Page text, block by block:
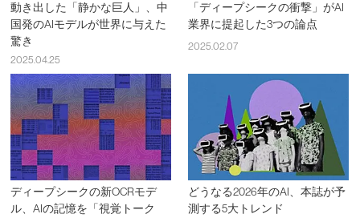
動き出した「静かな巨人」、中
国発のAIモデルが世界に与えた
驚き
2025.04.25
「ディープシークの衝撃」がAI
業界に提起した3つの論点
2025.02.07
ディープシークの新OCRモデ
ル、AIの記憶を「視覚トーク
どうなる2026年のAI、本誌が予
測する5大トレンド